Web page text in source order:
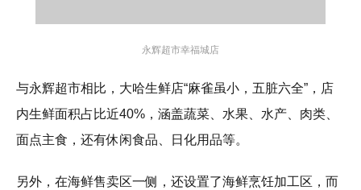
永辉超市幸福城店
与永辉超市相比，大哈生鲜店“麻雀虽小，五脏六全”，店
内生鲜面积占比近40%，涵盖蔬菜、水果、水产、肉类、
面点主食，还有休闲食品、日化用品等。
另外，在海鲜售卖区一侧，还设置了海鲜烹饪加工区，而